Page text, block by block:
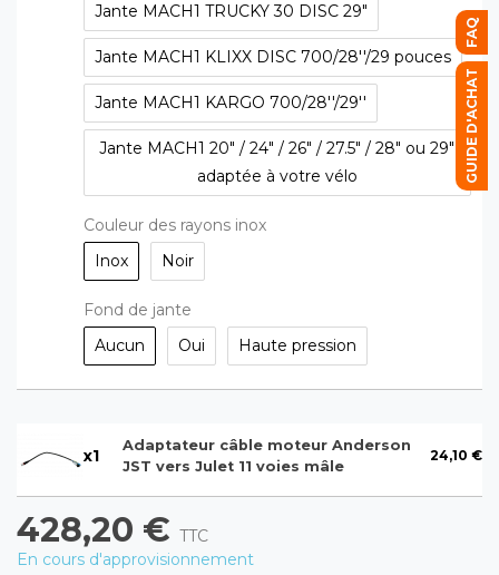
Jante MACH1 TRUCKY 30 DISC 29"
Jante MACH1 KLIXX DISC 700/28''/29 pouces
Jante MACH1 KARGO 700/28''/29''
Jante MACH1 20" / 24" / 26" / 27.5" / 28" ou 29"
adaptée à votre vélo
Couleur des rayons inox
Inox
Noir
Fond de jante
Aucun
Oui Haute pression
x1
Adaptateur câble moteur Anderson
JST vers Julet 11 voies mâle
24,10 €
428,20 € TTC
En cours d'approvisionnement
FAQ
GUIDE D'ACHAT